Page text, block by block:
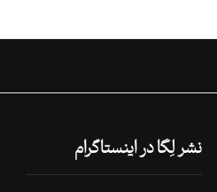
نشر لِگا در اینستاگرام